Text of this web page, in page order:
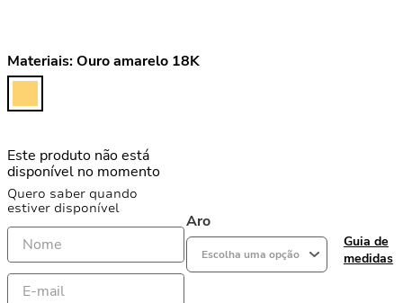
Materiais:Ouro amarelo 18K
Guia de
medidas
Aro
Escolha uma opção
Este produto não está
disponível no momento
Quero saber quando
estiver disponível